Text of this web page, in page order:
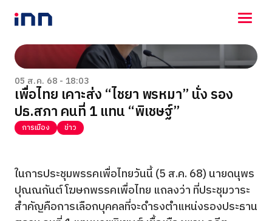
NEWS
ENTERTAINMENT
LIFESTYLE
HOROSCOPE
LOTTERY
VIDEO
05 ส.ค. 68 - 18:03
เพื่อไทย เคาะส่ง “ไชยา พรหมา” นั่ง รอง
ปธ.สภา คนที่ 1 แทน “พิเชษฐ์”
การเมือง ข่าว
ในการประชุมพรรคเพื่อไทยวันนี้ (5 ส.ค. 68) นายดนุพร
ปุณณกันต์ โฆษกพรรคเพื่อไทย แถลงว่า ที่ประชุมวาระ
สำคัญคือการเลือกบุคคลที่จะดำรงตำแหน่งรองประธาน